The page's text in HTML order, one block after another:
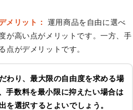
メリット：
運用商品を自由に選べ
が高い点がメリットです。一方、手
点がデメリットです。
わり、最大限の自由度を求める場
手数料を最小限に抑えたい場合は
を選択するとよいでしょう。